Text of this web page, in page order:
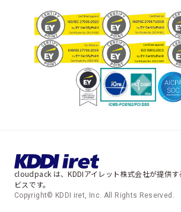
cloudpack は、KDDIアイレット株式会社が提供す
ビスです。
Copyright© KDDI iret, Inc. All Rights Reserved.